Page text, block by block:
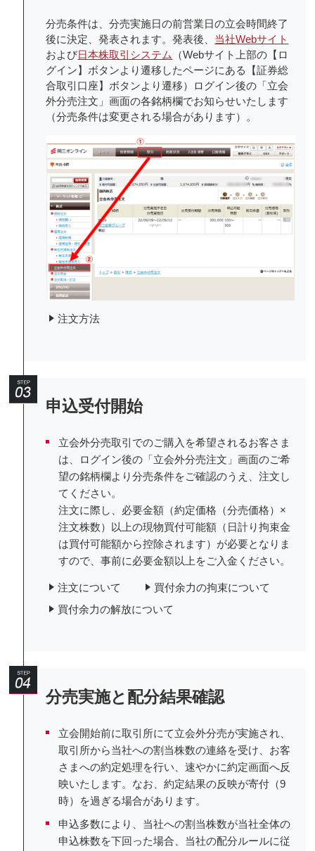
分売条件は、分売実施日の前営業日の立会時間終了
後に決定、発表されます。発表後、 当社Webサイト
および日本株取引システム （Webサイト上部の【ロ
グイン】ボタンより遷移したページにある【証券総
合取引口座】ボタンより遷移）ログイン後の「立会
外分売注文」画面の各銘柄欄でお知らせいたします
（分売条件は変更される場合があります）。
注文方法
申込受付開始
立会外分売取引でのご購入を希望されるお客さま
は、ログイン後の「立会外分売注文」画面のご希
望の銘柄欄より分売条件をご確認のうえ、注文し
てください。
注文に際し、必要金額（約定価格（分売価格）×
注文株数）以上の現物買付可能額（日計り拘束金
は買付可能額から控除されます）が必要となりま
すので、事前に必要金額以上をご入金ください。
注文について
買付余力の拘束について
買付余力の解放について
分売実施と配分結果確認
立会開始前に取引所にて立会外分売が実施され、
取引所から当社への割当株数の連絡を受け、お客
さまへの約定処理を行い、速やかに約定画面へ反
映いたします。なお、約定結果の反映が寄付（9
時）を過ぎる場合があります。
申込多数により、当社への割当株数が当社全体の
申込株数を下回った場合、当社の配分ルールに従